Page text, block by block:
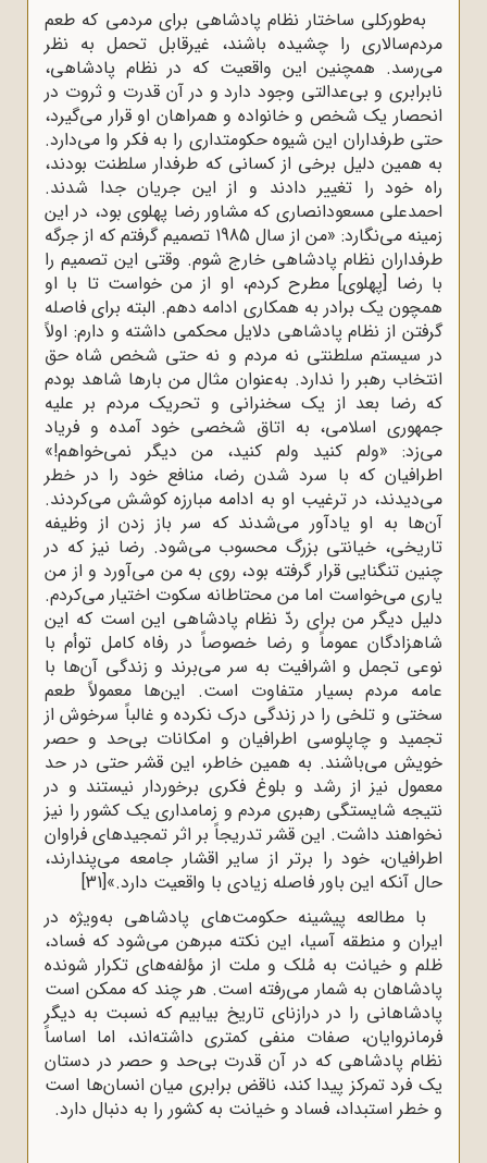
به‌طورکلی ساختار نظام پادشاهی برای مردمی که طعم
مردم‌سالاری را چشیده باشند، غیرقابل تحمل به نظر
می‌رسد. همچنین این واقعیت که در نظام پادشاهی،
نابرابری و بی‌عدالتی وجود دارد و در آن قدرت و ثروت در
انحصار یک شخص و خانواده و همراهان او قرار می‌گیرد،
حتی طرفداران این شیوه حکومتداری را به فکر وا می‌دارد.
به همین دلیل برخی از کسانی که طرفدار سلطنت بودند،
راه خود را تغییر دادند و از این جریان جدا شدند.
احمدعلی مسعودانصاری که مشاور رضا پهلوی بود، در این
زمینه می‌نگارد: «من از سال 1985 تصمیم گرفتم که از جرگه
طرفداران نظام پادشاهی خارج شوم. وقتی این تصمیم را
با رضا [پهلوی] مطرح کردم، او از من خواست تا با او
همچون یک برادر به همکاری ادامه دهم. البته برای فاصله
‌گرفتن از نظام پادشاهی دلایل محکمی داشته و دارم: اولاً
در سیستم سلطنتی نه مردم و نه حتی شخص شاه حق
انتخاب رهبر را ندارد. به‌عنوان مثال من بارها شاهد بودم
که رضا بعد از یک سخنرانی و تحریک مردم بر علیه
جمهوری اسلامی، به اتاق شخصی خود آمده و فریاد
می‌زد: «ولم کنید ولم کنید، من دیگر نمی‌خواهم!»
اطرافیان که با سرد شدن رضا، منافع خود را در خطر
می‌دیدند، در ترغیب او به ادامه مبارزه کوشش می‌کردند.
آن‌ها به او یادآور می‌شدند که سر باز زدن از وظیفه
تاریخی، خیانتی بزرگ محسوب می‌شود. رضا نیز که در
چنین تنگنایی قرار گرفته بود، روی به من می‌آورد و از من
یاری می‌خواست اما من محتاطانه سکوت اختیار می‌کردم.
دلیل دیگر من برای ردّ نظام پادشاهی این است که این
شاهزادگان عموماً و رضا خصوصاً در رفاه کامل توأم با
نوعی تجمل و اشرافیت به سر می‌برند و زندگی آن‌ها با
عامه مردم بسیار متفاوت است. این‌ها معمولاً طعم
سختی و تلخی را در زندگی درک نکرده و غالباً سرخوش از
تجمید و چاپلوسی اطرافیان و امکانات بی‌حد و حصر
خویش می‌باشند. به همین خاطر، این قشر حتی در حد
معمول نیز از رشد و بلوغ فکری برخوردار نیستند و در
نتیجه شایستگی رهبری مردم و زمامداری یک کشور را نیز
نخواهند داشت. این قشر تدریجاً بر اثر تمجیدهای فراوان
اطرافیان، خود را برتر از سایر اقشار جامعه می‌پندارند،
حال آنکه این باور فاصله زیادی با واقعیت دارد.»[31]
با مطالعه پیشینه حکومت‌های پادشاهی به‌ویژه در
ایران و منطقه آسیا، این نکته مبرهن می‌شود که فساد،
ظلم و خیانت به مُلک و ملت از مؤلفه‌های تکرار شونده
پادشاهان به شمار می‌رفته است. هر چند که ممکن است
پادشاهانی را در درازنای تاریخ بیابیم که نسبت به دیگر
فرمانروایان، صفات منفی کمتری داشته‌اند، اما اساساً
نظام پادشاهی که در آن قدرت بی‌حد و حصر در دستان
یک فرد تمرکز پیدا کند، ناقض برابری میان انسان‌ها است
و خطر استبداد، فساد و خیانت به کشور را به دنبال دارد.